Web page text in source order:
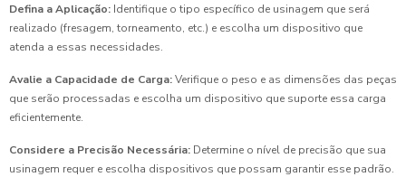
Defina a Aplicação: Identifique o tipo específico de usinagem que será
realizado (fresagem, torneamento, etc.) e escolha um dispositivo que
atenda a essas necessidades.
Avalie a Capacidade de Carga:Verifique o peso e as dimensões das peças
que serão processadas e escolha um dispositivo que suporte essa carga
eficientemente.
Considere a Precisão Necessária: Determine o nível de precisão que sua
usinagem requer e escolha dispositivos que possam garantir esse padrão.